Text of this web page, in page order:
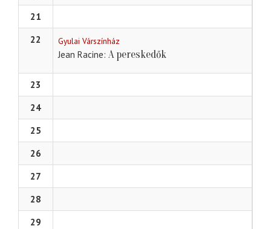
21
22
Gyulai Várszínház
Jean Racine A pereskedők
23
24
25
26
27
28
29